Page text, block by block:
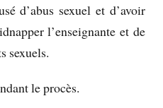
d’abus sexuel et d’avoir
l’enseignante et de
sexuels.
le procès.